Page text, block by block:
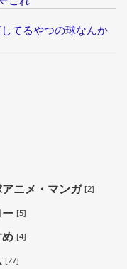
てるやつの球なんか
アニメ・マンガ [2]
[5]
[4]
[27]